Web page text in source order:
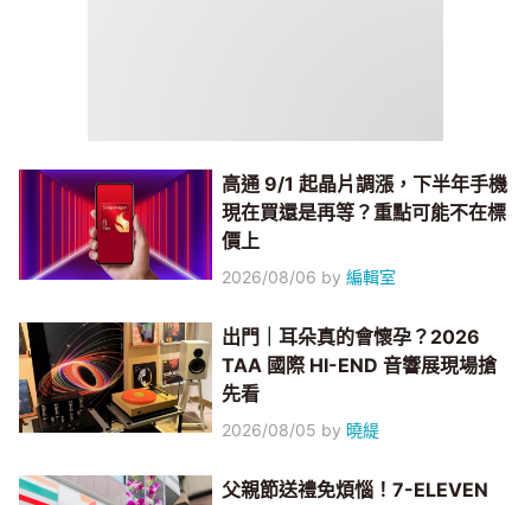
高通 9/1 起晶片調漲，下半年手機
現在買還是再等？重點可能不在標
價上
2026/08/06 by編輯室
出門｜耳朵真的會懷孕？2026
TAA 國際 HI-END 音響展現場搶
先看
2026/08/05 by 曉緹
父親節送禮免煩惱！7-ELEVEN